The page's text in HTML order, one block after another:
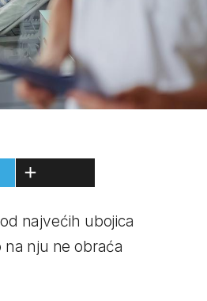
najvećih ubojica
na nju ne obraća